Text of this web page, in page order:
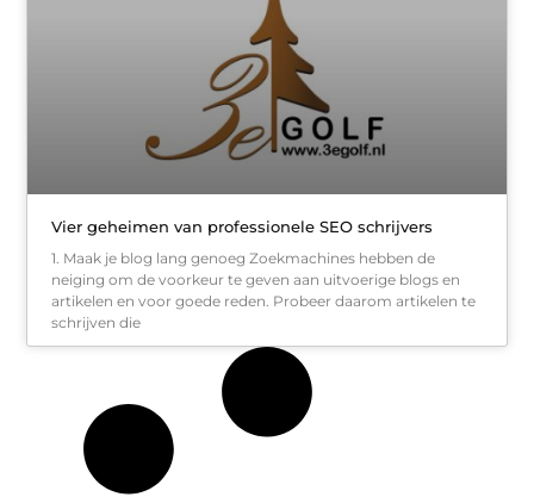
Vier geheimen van professionele SEO schrijvers
1. Maak je blog lang genoeg Zoekmachines hebben de
neiging om de voorkeur te geven aan uitvoerige blogs en
artikelen en voor goede reden. Probeer daarom artikelen te
schrijven die